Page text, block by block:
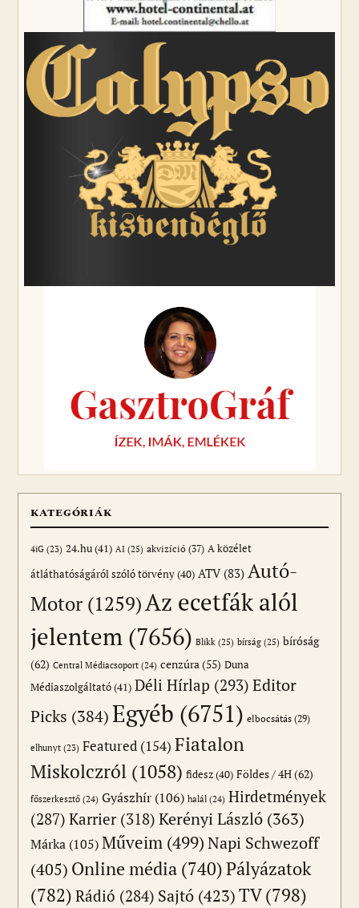
KATEGÓRIÁK
4iG (23) 24.hu(41) AI (25) akvizíció (37) A közélet
átláthatóságáról szóló törvény(40) ATV(83) Autó-
Motor (1259)Az ecetfák alól
jelentem (7656) Blikk (25) bírság (25) bíróság
(62) Central Médiacsoport (24) cenzúra(55) Duna
Médiaszolgáltató(41) Déli Hírlap (293) Editor
Picks (384)Egyéb (6751) elbocsátás (29)
elhunyt (23) Featured (154) Fiatalon
Miskolczról (1058) fidesz(40) Földes / 4H(62)
főszerkesztő (24) Gyászhír (106) halál (24) Hirdetmények
(287) Karrier(318) Kerényi László (363)
Márka (105) Műveim (499)Napi Schwezoff
(405) Online média (740)Pályázatok
(782) Rádió (284) Sajtó (423)TV(798)